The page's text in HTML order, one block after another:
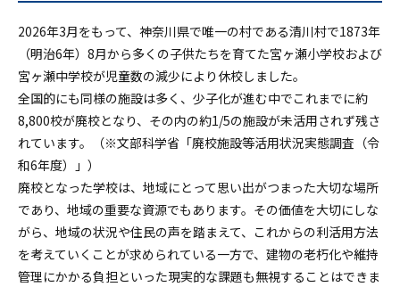
2026年3月をもって、神奈川県で唯一の村である清川村で1873年
（明治6年）8月から多くの子供たちを育てた宮ヶ瀬小学校および
宮ヶ瀬中学校が児童数の減少により休校しました。
全国的にも同様の施設は多く、少子化が進む中でこれまでに約
8,800校が廃校となり、その内の約1/5の施設が未活用されず残さ
れています。（※文部科学省「廃校施設等活用状況実態調査（令
和6年度）」）
廃校となった学校は、地域にとって思い出がつまった大切な場所
であり、地域の重要な資源でもあります。その価値を大切にしな
がら、地域の状況や住民の声を踏まえて、これからの利活用方法
を考えていくことが求められている一方で、建物の老朽化や維持
管理にかかる負担といった現実的な課題も無視することはできま